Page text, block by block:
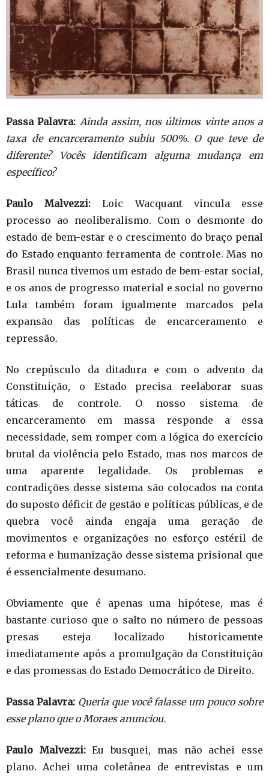
Passa Palavra: Ainda assim, nos últimos vinte anos a
taxa de encarceramento subiu 500%. O que teve de
diferente? Vocês identificam alguma mudança em
específico?
Paulo Malvezzi: Loic Wacquant vincula esse
processo ao neoliberalismo. Com o desmonte do
estado de bem-estar e o crescimento do braço penal
do Estado enquanto ferramenta de controle. Mas no
Brasil nunca tivemos um estado de bem-estar social,
e os anos de progresso material e social no governo
Lula também foram igualmente marcados pela
expansão das políticas de encarceramento e
repressão.
No crepúsculo da ditadura e com o advento da
Constituição, o Estado precisa reelaborar suas
táticas de controle. O nosso sistema de
encarceramento em massa responde a essa
necessidade, sem romper com a lógica do exercício
brutal da violência pelo Estado, mas nos marcos de
uma aparente legalidade. Os problemas e
contradições desse sistema são colocados na conta
do suposto déficit de gestão e políticas públicas, e de
quebra você ainda engaja uma geração de
movimentos e organizações no esforço estéril de
reforma e humanização desse sistema prisional que
é essencialmente desumano.
Obviamente que é apenas uma hipótese, mas é
bastante curioso que o salto no número de pessoas
presas esteja localizado historicamente
imediatamente após a promulgação da Constituição
e das promessas do Estado Democrático de Direito.
Passa Palavra: Queria que você falasse um pouco sobre
esse plano que o Moraes anunciou.
Paulo Malvezzi:Eu busquei, mas não achei esse
plano. Achei uma coletânea de entrevistas e um